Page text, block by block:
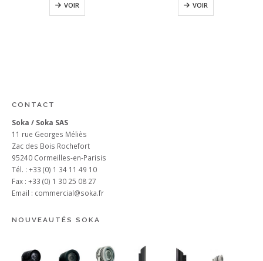
VOIR VOIR
CONTACT
Soka / Soka SAS
11 rue Georges Méliès
Zac des Bois Rochefort
95240 Cormeilles-en-Parisis
Tél. : +33 (0) 1 34 11 49 10
Fax : +33 (0) 1 30 25 08 27
Email : commercial@soka.fr
NOUVEAUTÉS SOKA